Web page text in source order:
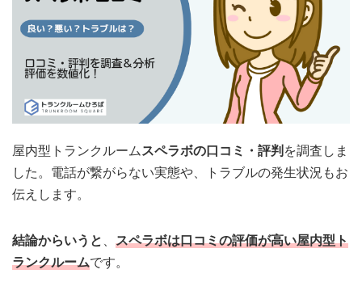
屋内型トランクルームスペラボの口コミ・評判 を調査しま
した。電話が繋がらない実態や、トラブルの発生状況もお
伝えします。
結論からいうと 、 スペラボは口コミの評価が高い屋内型ト
ランクルームです。